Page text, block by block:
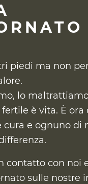
piedi ma non
lo
è vita. È ora
cura e ognuno di
contatto con noi
sulle nostre